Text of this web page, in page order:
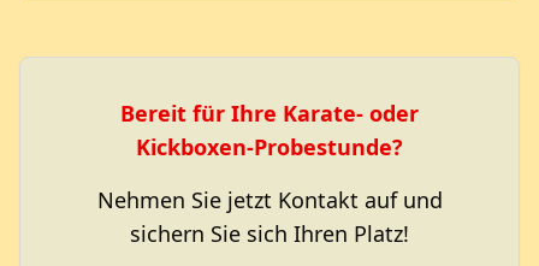
Bereit für Ihre Karate- oder
Kickboxen-Probestunde?
Nehmen Sie jetzt Kontakt auf und
sichern Sie sich Ihren Platz!